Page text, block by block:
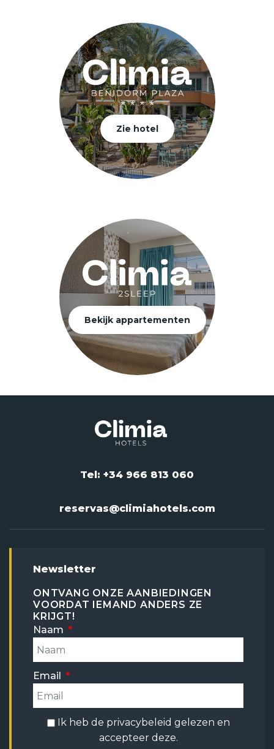
Zie hotel
Bekijk appartementen
Tel: +34 966 813 060
reservas@climiahotels.com
Newsletter
ONTVANG ONZE AANBIEDINGEN
VOORDAT IEMAND ANDERS ZE
KRIJGT!
Naam
Email
Ik heb de privacybeleid gelezen en
accepteer deze.